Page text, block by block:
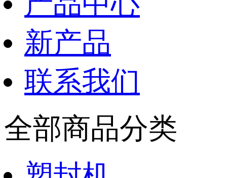
新产品
联系我们
全部商品分类